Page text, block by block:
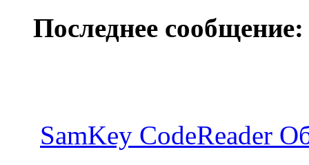
Последнее сообщение:
SamKey CodeReader